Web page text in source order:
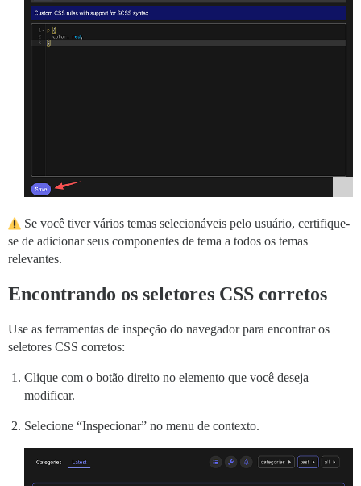
Se você tiver vários temas selecionáveis pelo usuário, certifique-
se de adicionar seus componentes de tema a todos os temas
relevantes.
Encontrando os seletores CSS corretos
Use as ferramentas de inspeção do navegador para encontrar os
seletores CSS corretos:
Clique com o botão direito no elemento que você deseja
modificar.
Selecione “Inspecionar” no menu de contexto.